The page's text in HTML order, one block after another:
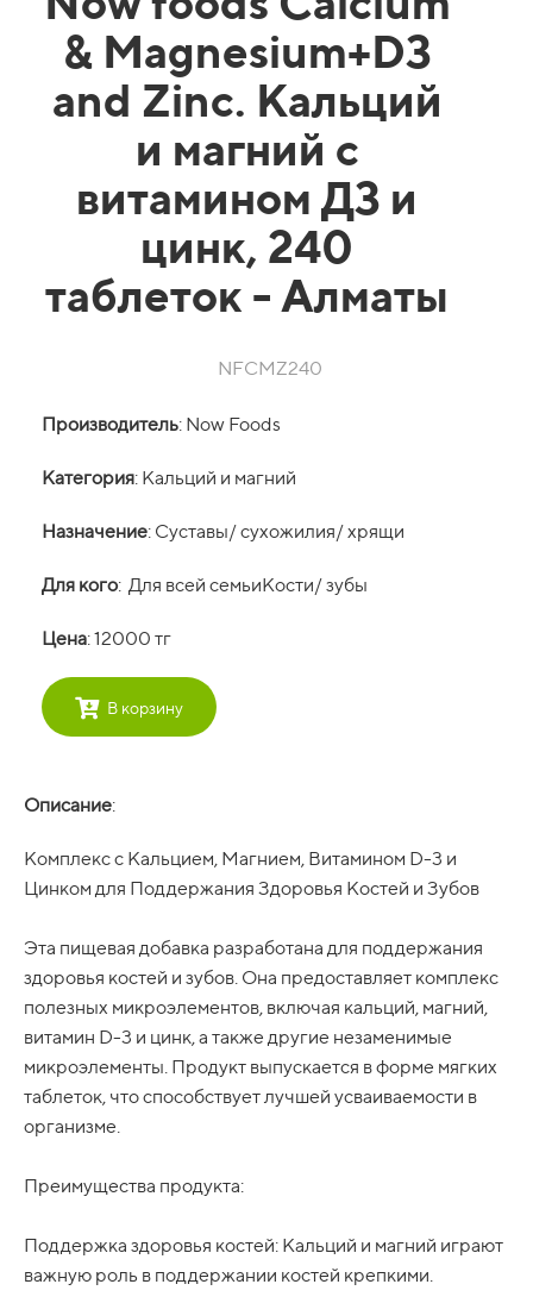
& Magnesium+D3
and Zinc. Кальций
и магний c
витамином Д3 и
цинк, 240
таблеток - Алматы
NFCMZ240
Производитель: Now Foods
Категория: Кальций и магний
Назначение: Суставы/ сухожилия/ хрящи
Для кого: Для всей семьиКости/ зубы
Цена: 12000 тг
В корзину
Описание:
Комплекс с Кальцием, Магнием, Витамином D-3 и
Цинком для Поддержания Здоровья Костей и Зубов
Эта пищевая добавка разработана для поддержания
здоровья костей и зубов. Она предоставляет комплекс
полезных микроэлементов, включая кальций, магний,
витамин D-3 и цинк, а также другие незаменимые
микроэлементы. Продукт выпускается в форме мягких
таблеток, что способствует лучшей усваиваемости в
организме.
Преимущества продукта:
Поддержка здоровья костей: Кальций и магний играют
важную роль в поддержании костей крепкими.